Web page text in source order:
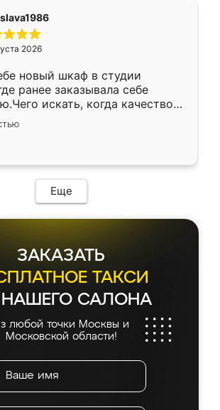
2026
новый шкаф в студии
ранее заказывала себе
искать, когда качеством
Служит кухня уже почти
нет.
Еще
ЗАКАЗАТЬ
ТАКСИ
САЛОНА
любой точки Москвы и
Московской области!